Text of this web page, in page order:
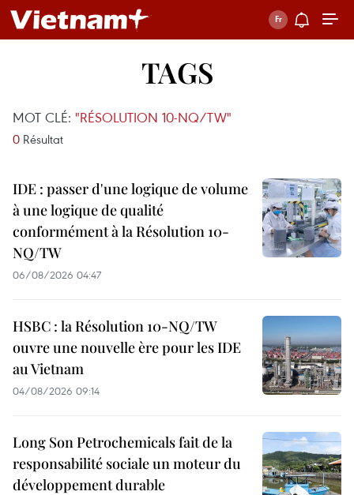
TAGS
MOT CLÉ: "RÉSOLUTION 10-NQ/TW"
0 Résultat
IDE : passer d'une logique de volume
à une logique de qualité
conformément à la Résolution 10-
NQ/TW
06/08/2026 04:47
HSBC : la Résolution 10-NQ/TW
ouvre une nouvelle ère pour les IDE
au Vietnam
04/08/2026 09:14
Long Son Petrochemicals fait de la
responsabilité sociale un moteur du
développement durable